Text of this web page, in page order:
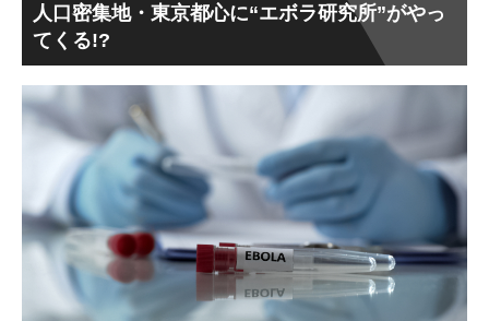
人口密集地・東京都心に“エボラ研究所”がやっ
てくる!?